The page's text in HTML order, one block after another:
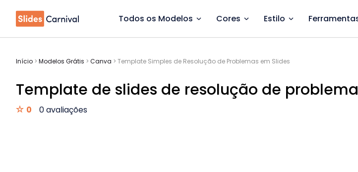
Todos os Modelos Cores Estilo
Início > Modelos Grátis > Canva > Template Simples de Resolução de Problemas em Slides
Template de slides de resolução de
0 0 avaliações